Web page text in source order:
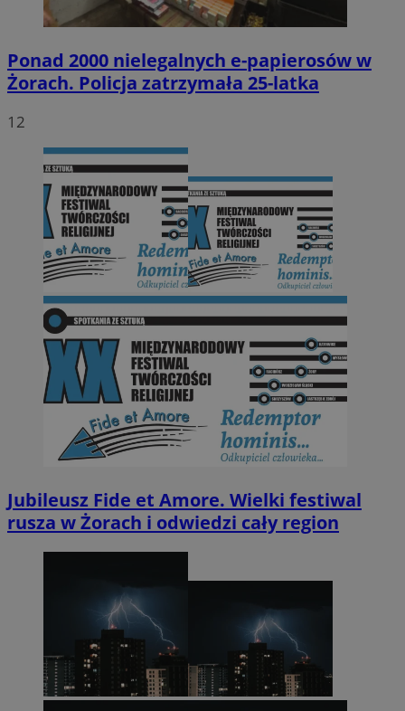
Ponad 2000 nielegalnych e-papierosów w
Żorach. Policja zatrzymała 25-latka
12
Jubileusz Fide et Amore. Wielki festiwal
rusza w Żorach i odwiedzi cały region